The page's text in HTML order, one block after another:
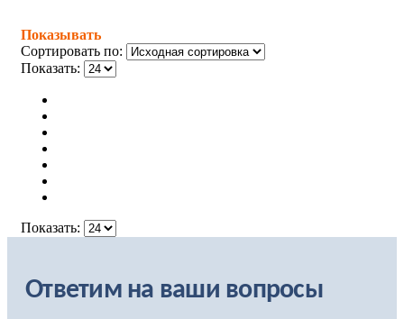
Показывать
Сортировать по:
Показать:
Показать:
Ответим на ваши вопросы